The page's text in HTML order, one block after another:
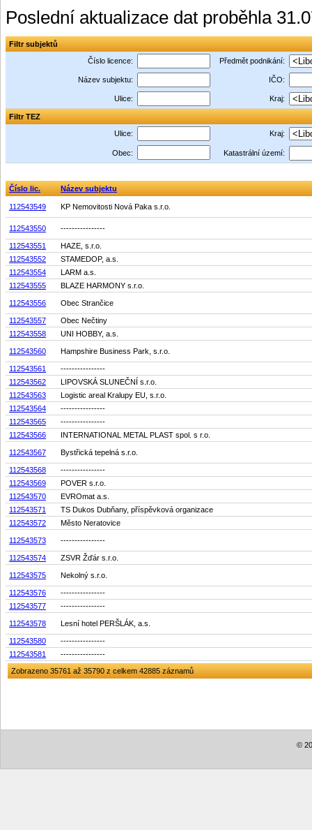
Poslední aktualizace dat proběhla
Filtr subjektů
Číslo licence:
Předmět podnikání:
Název subjektu: IČO:
Ulice: Kraj:
Filtr TEZ
Ulice:
Kraj:
Obec: Katastrální území:
Číslo lic. Název subjektu
112543549 KP Nemovitosti Nová Paka s.r.o.
112543550 ----------------
112543551
HAZE, s.r.o.
112543552
STAMEDOP, a.s.
112543554
LARM a.s.
112543555
BLAZE HARMONY s.r.o.
112543556 Obec Strančice
112543557
Obec Nečtiny
112543558
UNI HOBBY, a.s.
112543560 Hampshire Business Park, s.r.o.
112543561
----------------
112543562
LIPOVSKÁ SLUNEČNÍ s.r.o.
112543563
Logistic areal Kralupy EU, s.r.o.
112543564
----------------
112543565
----------------
112543566
INTERNATIONAL METAL PLAST spol. s r.o.
112543567 Bystřická tepelná s.r.o.
112543568
----------------
112543569
POVER s.r.o.
112543570
EVROmat a.s.
112543571
TS Dukos Dubňany, příspěvková organizace
112543572
Město Neratovice
112543573 ----------------
112543574 ZSVR Žďár s.r.o.
112543575 Nekolný s.r.o.
112543576
----------------
112543577
----------------
112543578 Lesní hotel PERŠLÁK, a.s.
112543580
----------------
112543581
----------------
Zobrazeno 35761 až 35790 z celkem 42885 záznamů
©